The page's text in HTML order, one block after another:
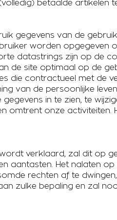
betaalde artikelen
gegevens van de
worden opgegeven
datastrings zijn op de
de site optimaal op de
die contractueel met de
van de persoonlijke
in te zien, te
omtrent onze activiteiten.
verklaard, zal dit op
aantasten. Het nalaten op
rechten af te
zulke bepaling en zal